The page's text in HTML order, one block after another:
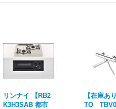
リンナイ 【RB2
K3H3SAB 都市
【在庫あ
TO